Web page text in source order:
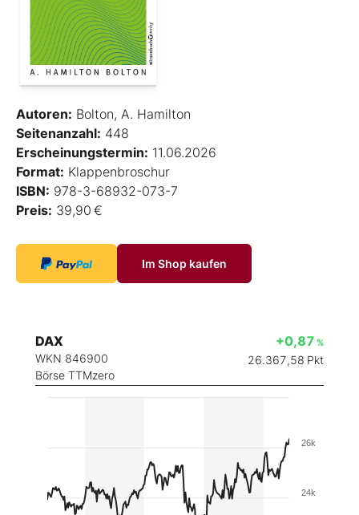
Autoren: Bolton, A. Hamilton
Seitenanzahl: 448
Erscheinungstermin: 11.06.2026
Format: Klappenbroschur
ISBN: 978-3-68932-073-7
Preis: 39,90 €
Im Shop kaufen
DAX
WKN 846900
Börse TTMzero
+0,87 %
26.367,58 Pkt
24k
26k